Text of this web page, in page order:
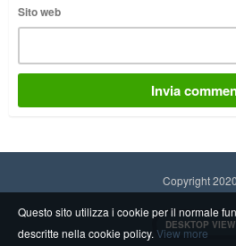
Sito web
Copyright 2020
DESKTOP VIEW
Questo sito utilizza i cookie per il normale
descritte nella cookie policy. View more